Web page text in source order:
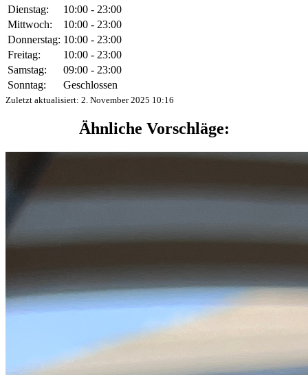
Dienstag:
10:00 - 23:00
Mittwoch:
10:00 - 23:00
Donnerstag: 10:00 - 23:00
Freitag:
10:00 - 23:00
Samstag:
09:00 - 23:00
Sonntag:
Geschlossen
Zuletzt aktualisiert: 2. November 2025 10:16
Ähnliche Vorschläge: